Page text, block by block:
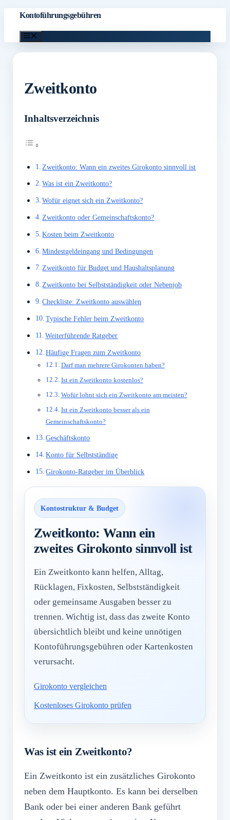
springen
Kontoführungsgebühren
Zweitkonto
Inhaltsverzeichnis
Zweitkonto: Wann ein zweites Girokonto sinnvoll ist
Was ist ein Zweitkonto?
Wofür eignet sich ein Zweitkonto?
Zweitkonto oder Gemeinschaftskonto?
Kosten beim Zweitkonto
Mindestgeldeingang und Bedingungen
Zweitkonto für Budget und Haushaltsplanung
Zweitkonto bei Selbstständigkeit oder Nebenjob
Checkliste: Zweitkonto auswählen
Typische Fehler beim Zweitkonto
Weiterführende Ratgeber
Häufige Fragen zum Zweitkonto
Darf man mehrere Girokonten haben?
Ist ein Zweitkonto kostenlos?
Wofür lohnt sich ein Zweitkonto am meisten?
Ist ein Zweitkonto besser als ein
Gemeinschaftskonto?
Geschäftskonto
Konto für Selbstständige
Girokonto-Ratgeber im Überblick
Kontostruktur & Budget
Zweitkonto: Wann ein
zweites Girokonto sinnvoll ist
Ein Zweitkonto kann helfen, Alltag,
Rücklagen, Fixkosten, Selbstständigkeit
oder gemeinsame Ausgaben besser zu
trennen. Wichtig ist, dass das zweite Konto
übersichtlich bleibt und keine unnötigen
Kontoführungsgebühren oder Kartenkosten
verursacht.
Girokonto vergleichen
Kostenloses Girokonto prüfen
Was ist ein Zweitkonto?
Ein Zweitkonto ist ein zusätzliches Girokonto
neben dem Hauptkonto. Es kann bei derselben
Bank oder bei einer anderen Bank geführt